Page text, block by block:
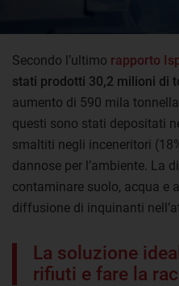
Secondo l’ultimo rapporto
stati prodotti 30,2 milioni di
aumento di 590 mila
questi sono stati depositati
smaltiti negli inceneritori
dannose per l’ambiente. La
contaminare suolo, acqua e
diffusione di inquinanti
La soluzione
rifiuti e fare la